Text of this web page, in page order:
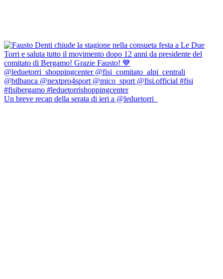
Un breve recap della serata di ieri a @leduetorri_